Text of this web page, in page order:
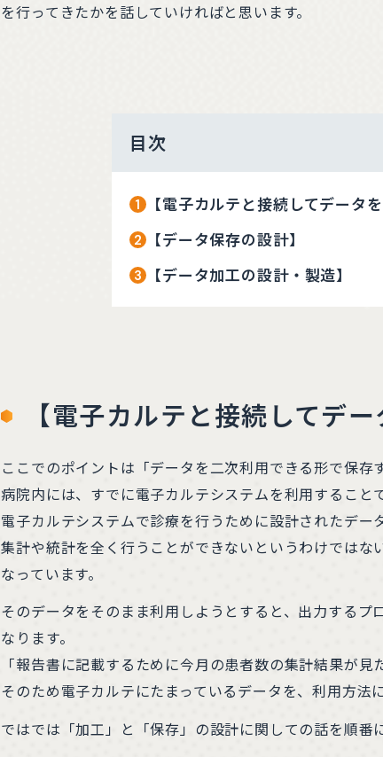
を行ってきたかを話していければと思います。
目次
【電子カルテと接続してデータ
【データ保存の設計】
【データ加工の設計・製造】
【電子カルテと接続してデ
ここでのポイントは「データを二次利用できる形で保存
病院内には、すでに電子カルテシステムを利用するこ
電子カルテシステムで診療を行うために設計されたデータ
集計や統計を全く行うことができないというわけでは
なっています。
そのデータをそのまま利用しようとすると、出力する
なります。
「報告書に記載するために今月の患者数の集計結果が
そのため電子カルテにたまっているデータを、利用方法
ではでは「加工」と「保存」の設計に関しての話を順番